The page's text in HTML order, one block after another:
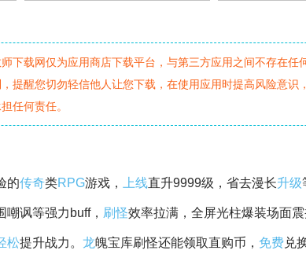
下载网仅为应用商店下载平台，与第三方应用之间不存在
提醒您切勿轻信他人让您下载，在使用应用时提高风险意识
任何责任。
的传奇类RPG游戏， 上线直升9999级，省去漫长升级
嘲讽等强力buff， 刷怪效率拉满，全屏光柱爆装场面
松提升战力。 龙魄宝库刷怪还能领取直购币， 免费兑